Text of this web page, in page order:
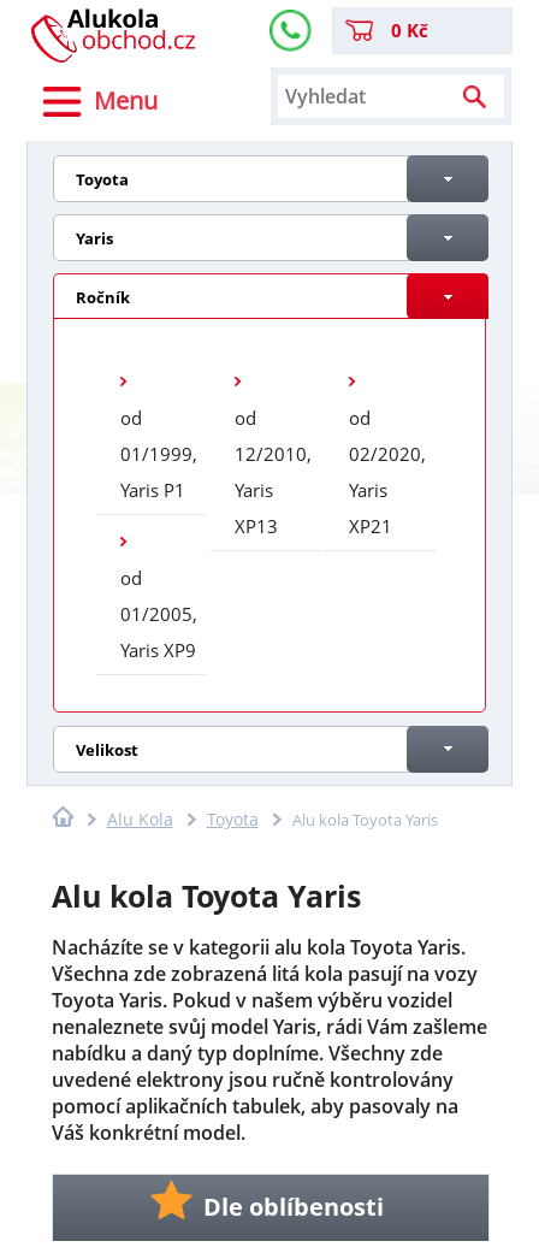
Menu
0 Kč
Toyota
Yaris
Ročník
od
01/1999,
Yaris P1
od
01/2005,
Yaris XP9
od
12/2010,
Yaris
XP13
od
02/2020,
Yaris
XP21
Velikost
Alu Kola Toyota Alu kola Toyota Yaris
Alu kola Toyota Yaris
Nacházíte se v kategorii alu kola Toyota Yaris.
Všechna zde zobrazená litá kola pasují na vozy
Toyota Yaris. Pokud v našem výběru vozidel
nenaleznete svůj model Yaris, rádi Vám zašleme
nabídku a daný typ doplníme. Všechny zde
uvedené elektrony jsou ručně kontrolovány
pomocí aplikačních tabulek, aby pasovaly na
Váš konkrétní model.
Dle oblíbenosti